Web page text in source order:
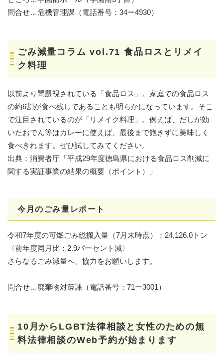
問合せ…危機管理課（電話番号：34ー4930）
ごみ減量コラム vol.71 食品ロスとリメイ
ク料理
以前より問題視されている「食品ロス」。家庭での食品ロス
の約6割が食べ残しであることも明らかになっています。そこ
で注目されているのが「リメイク料理」。例えば、だしが効
いたおでん等はカレーに使えば、最後まで飽きずに美味しく
食べきれます。ぜひ試してみてください。
出典：消費者庁「平成29年度徳島県における食品ロス削減に
関する実証事業の結果の概要（ポイント）」
今月のごみ量レポート
令和7年度の可燃ごみ総搬入量（7月末時点）：24,126.0トン
〈前年度同月比：2.9パーセント減〉
さらなるごみ減量へ、協力をお願いします。
問合せ…廃棄物対策課（電話番号：71ー3001）
10月からLGBT法律相談と女性のための無
料法律相談のWeb予約が始まります